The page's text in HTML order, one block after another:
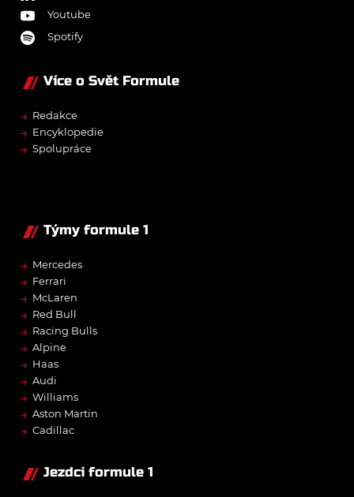
Youtube
Spotify
Více o Svět Formule
→ Redakce
→ Encyklopedie
→ Spolupráce
Týmy formule 1
→ Mercedes
→ Ferrari
→ McLaren
→ Red Bull
→ Racing Bulls
→ Alpine
→ Haas
→ Audi
→ Williams
→ Aston Martin
→ Cadillac
Jezdci formule 1